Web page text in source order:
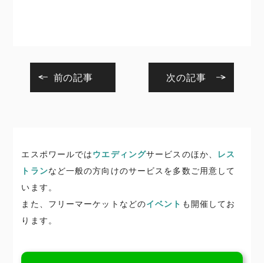
前の記事 次の記事
エスポワールではウエディングサービスのほか、 レス
トランなど一般の方向けのサービスを多数ご用意して
います。
また、フリーマーケットなどのイベント も開催してお
ります。